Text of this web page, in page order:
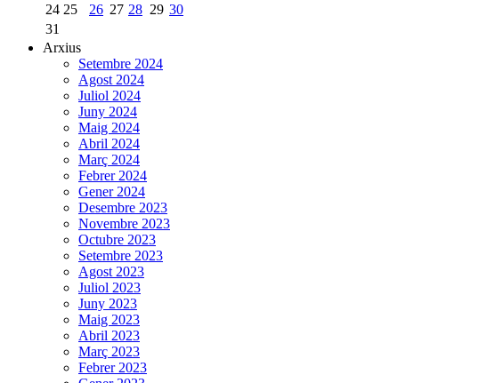
24 25 26 27 28 29 30
31
Arxius
Setembre 2024
Agost 2024
Juliol 2024
Juny 2024
Maig 2024
Abril 2024
Març 2024
Febrer 2024
Gener 2024
Desembre 2023
Novembre 2023
Octubre 2023
Setembre 2023
Agost 2023
Juliol 2023
Juny 2023
Maig 2023
Abril 2023
Març 2023
Febrer 2023